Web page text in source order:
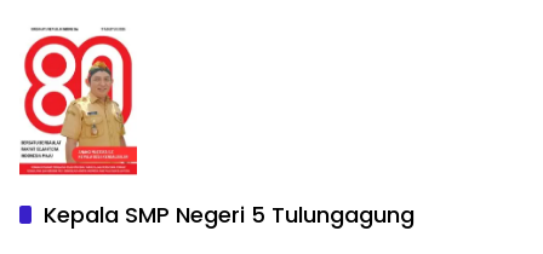
Kepala SMP Negeri 5 Tulungagung